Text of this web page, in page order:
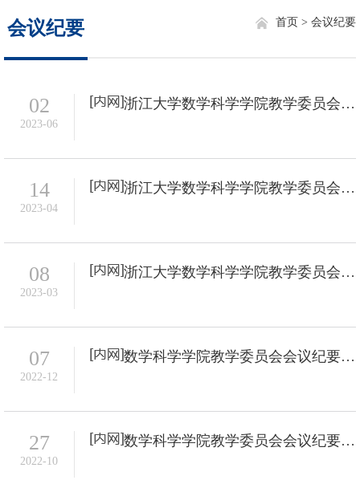
会议纪要 会议纪要
首页 >
02
2023-06
浙江大学数学科学学院教学委员会会议纪要-2023年3号
14
2023-04
浙江大学数学科学学院教学委员会会议纪要-2023年2号
08
2023-03
浙江大学数学科学学院教学委员会会议纪要-2023年1号
07
2022-12
数学科学学院教学委员会会议纪要-2022年11号
27
2022-10
数学科学学院教学委员会会议纪要-2022年10号